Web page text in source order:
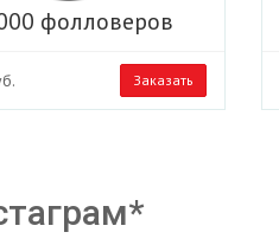
фолловеров
Заказать